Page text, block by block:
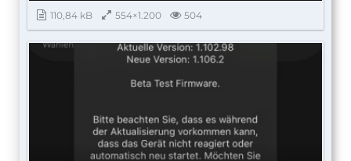
110,84 kB 554×1.200 504